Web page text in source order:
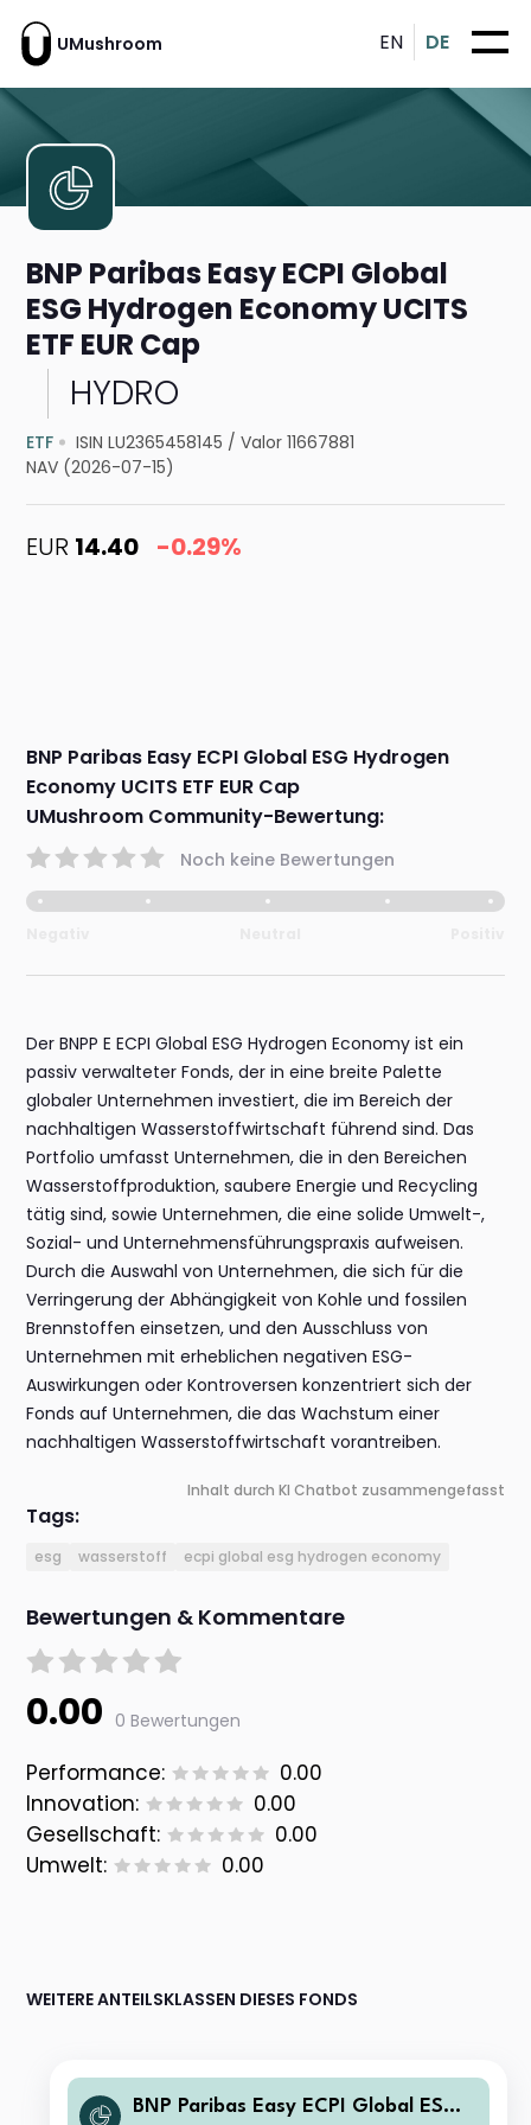
UMushroom EN DE
BNP Paribas Easy ECPI Global
ESG Hydrogen Economy UCITS
ETF EUR Cap
HYDRO
ETF ISIN LU2365458145 /Valor 11667881
NAV (2026-07-15)
EUR 14.40 -0.29%
BNP Paribas Easy ECPI Global ESG Hydrogen
Economy UCITS ETF EUR Cap
UMushroom Community-Bewertung:
Noch keine Bewertungen
Der BNPP E ECPI Global ESG Hydrogen Economy ist ein
passiv verwalteter Fonds, der in eine breite Palette
globaler Unternehmen investiert, die im Bereich der
nachhaltigen Wasserstoffwirtschaft führend sind. Das
Portfolio umfasst Unternehmen, die in den Bereichen
Wasserstoffproduktion, saubere Energie und Recycling
tätig sind, sowie Unternehmen, die eine solide Umwelt-,
Sozial- und Unternehmensführungspraxis aufweisen.
Durch die Auswahl von Unternehmen, die sich für die
Verringerung der Abhängigkeit von Kohle und fossilen
Brennstoffen einsetzen, und den Ausschluss von
Unternehmen mit erheblichen negativen ESG-
Auswirkungen oder Kontroversen konzentriert sich der
Fonds auf Unternehmen, die das Wachstum einer
nachhaltigen Wasserstoffwirtschaft vorantreiben.
Inhalt durch KI Chatbot zusammengefasst
Tags:
esg wasserstoff ecpi global esg hydrogen economy
Bewertungen & Kommentare
0.00 0 Bewertungen
Performance:
0.00
Innovation:
0.00
Gesellschaft:
0.00
Umwelt:
0.00
WEITERE ANTEILSKLASSEN DIESES FONDS
BNP Paribas Easy ECPI Global ESG